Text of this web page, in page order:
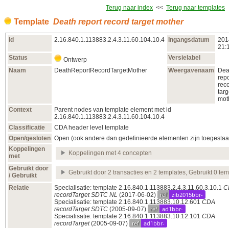
Terug naar index << Terug naar templates
Template Death report record target mother
Id 2.16.840.1.113883.2.4.3.11.60.104.10.4 Ingangsdatum
Status
Ontwerp
Versielabel
Naam
DeathReportRecordTargetMother Weergavenaam
Context
Parent nodes van template element met id
2.16.840.1.113883.2.4.3.11.60.104.10.4
Classificatie
CDA header level template
Open/gesloten Open (ook andere dan gedefinieerde elementen zijn
Koppelingen
met
Koppelingen met 4 concepten
Gebruikt door
/ Gebruikt
Gebruikt door 2 transacties en 2 templates, Gebruikt 0
Relatie Specialisatie: template 2.16.840.1.113883.2.4.3.11.60.3.10.1
recordTarget SDTC NL (2017‑06‑02) ref zib2015bbr-
Specialisatie: template 2.16.840.1.113883.10.12.601 CDA
recordTarget SDTC (2005‑09‑07) ref ad1bbr-
Specialisatie: template 2.16.840.1.113883.10.12.101 CDA
recordTarget(2005‑09‑07) ref ad1bbr-